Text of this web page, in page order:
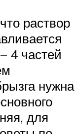
раствор
4 частей
нужна
для